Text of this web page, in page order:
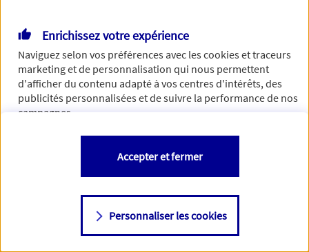
Enrichissez votre expérience
Naviguez selon vos préférences avec lescookies et traceurs
marketing et de personnalisation qui nous permettent
d'afficher du contenu adapté à vos centres d'intérêts, des
publicités personnalisées et de suivre la performance de nos
campagnes.
Vous êtes libre de les accepter, de les refuser comme de
changer d'avis à tout moment en allant sur
Consulter notre politique decookies
Personnaliser les cookies
Accepter et fermer